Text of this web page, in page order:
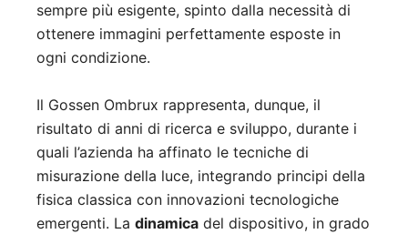
sempre più esigente, spinto dalla necessità di
ottenere immagini perfettamente esposte in
ogni condizione.
Il Gossen Ombrux rappresenta, dunque, il
risultato di anni di ricerca e sviluppo, durante i
quali l’azienda ha affinato le tecniche di
misurazione della luce, integrando principi della
fisica classica con innovazioni tecnologiche
emergenti. La dinamica del dispositivo, in grado